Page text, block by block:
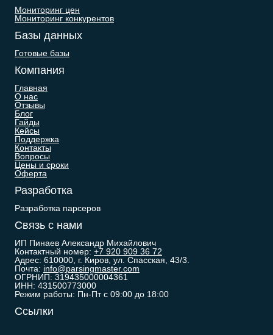
Мониторинг цен
Мониторинг конкурентов
Базы данных
Готовые базы
Компания
Главная
О нас
Отзывы
Блог
Гайды
Кейсы
Поддержка
Контакты
Вопросы
Цены и сроки
Оферта
Разработка
Разработка парсеров
Связь с нами
ИП Пинаев Александр Михайлович
Контактный номер: +7 920 909 36 72
Адрес: 610000, г. Киров, ул. Спасская, 43/3.
Почта: info@parsingmaster.com
ОГРНИП: 319435000004361
ИНН: 431500773000
Режим работы: Пн-Пт с 09:00 до 18:00
Ссылки